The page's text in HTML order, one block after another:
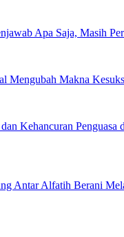
Apa Saja, Masih
Mengubah Makna
Kehancuran Penguasa
Antar Alfatih Berani